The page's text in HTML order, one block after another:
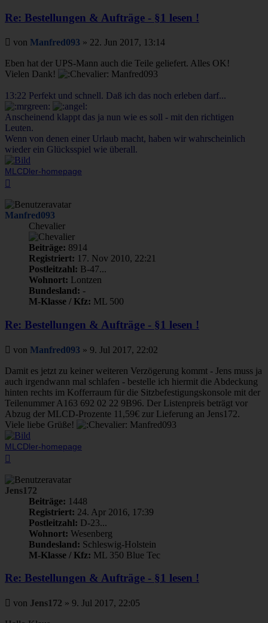
Re: Bestellungen & Aufträge - §1 lesen !
Beitrag
von Manfred093 » 22. Jun 2017, 13:14
Eben hat der UPS-Mann auch die Teile geliefert. Alles OK!
Vielen Dank!
Manfred093
13:22 Perfekt und schnell. Daß ich das noch erleben darf...
Anscheinend klappt das ja nun wie es soll - mit den richtigen
Leuten.
Wenn von denen einer Urlaub macht, haben wir wahrscheinlich
wieder ein Glücksspiel wie überall.
MLCDler-homepage
Manfred093
Chevalier
Beiträge: 8914
Registriert: 17. Nov 2010, 22:21
Postleitzahl: B-47...
Wohnort: Lontzen
Bundesland: -
M-Klasse / Kfz: ML 500
Re: Bestellungen & Aufträge - §1 lesen !
Beitrag
von Manfred093 » 9. Jul 2017, 22:02
Damit es jetzt zu keiner weiteren Verzögerung kommt - Jens muss ja
auch irgendwann mal schlafen - bestelle ich hiermit die Abdeckung
hinten rechts im Kofferraum für die Sitzbefestigungskonsole mit der
Teilenummer A163 692 02 22 9B96. Der Listenpreis beträgt vor
Abzug der MLCD-Prozente 11,59€ zur Lieferung an Jens172.
Viele liebe Grüße!
Manfred093
MLCDler-homepage
Jens172
Beiträge: 1448
Registriert: 24. Apr 2016, 17:39
Postleitzahl: D-23...
Wohnort: Wesenberg
Bundesland: Schleswig-Holstein
M-Klasse / Kfz: ML 350 Blue Tec
Re: Bestellungen & Aufträge - §1 lesen !
Beitrag
von Jens172 » 9. Jul 2017, 22:05